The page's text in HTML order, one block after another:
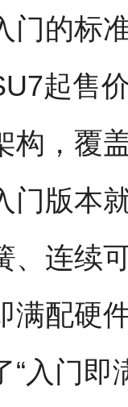
门的标
起售
构，覆
门版本
、连续
满配硬
“入门即